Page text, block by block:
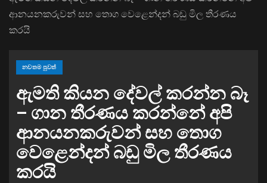
ආනයනකරුවන් සහ තොග වෙළෙන්දන් බඩු මිල තීරණය
කරයි
නවතම පුවත්
ඇමති කියන දේවල් කරන්න බෑ
– ගාන තීරණය කරන්නේ අපි
ආනයනකරුවන් සහ තොග
වෙළෙන්දන් බඩු මිල තීරණය
කරයි